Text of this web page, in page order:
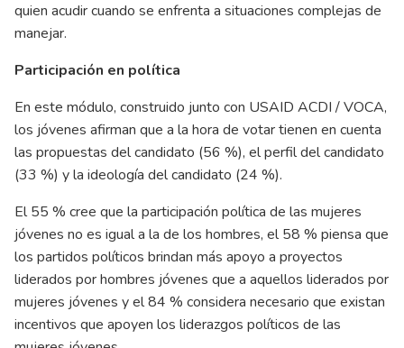
quien acudir cuando se enfrenta a situaciones complejas de
manejar.
Participación en política
En este módulo, construido junto con USAID ACDI / VOCA,
los jóvenes afirman que a la hora de votar tienen en cuenta
las propuestas del candidato (56 %), el perfil del candidato
(33 %) y la ideología del candidato (24 %).
El 55 % cree que la participación política de las mujeres
jóvenes no es igual a la de los hombres, el 58 % piensa que
los partidos políticos brindan más apoyo a proyectos
liderados por hombres jóvenes que a aquellos liderados por
mujeres jóvenes y el 84 % considera necesario que existan
incentivos que apoyen los liderazgos políticos de las